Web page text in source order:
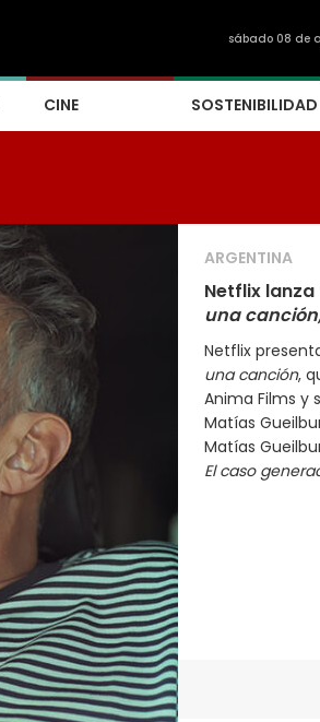
sábado 08 de
CINE SOSTENIBILIDAD
ARGENTINA
Netflix
una
Netflix
una canción,
Anima Films y
Matías
Matías
El caso